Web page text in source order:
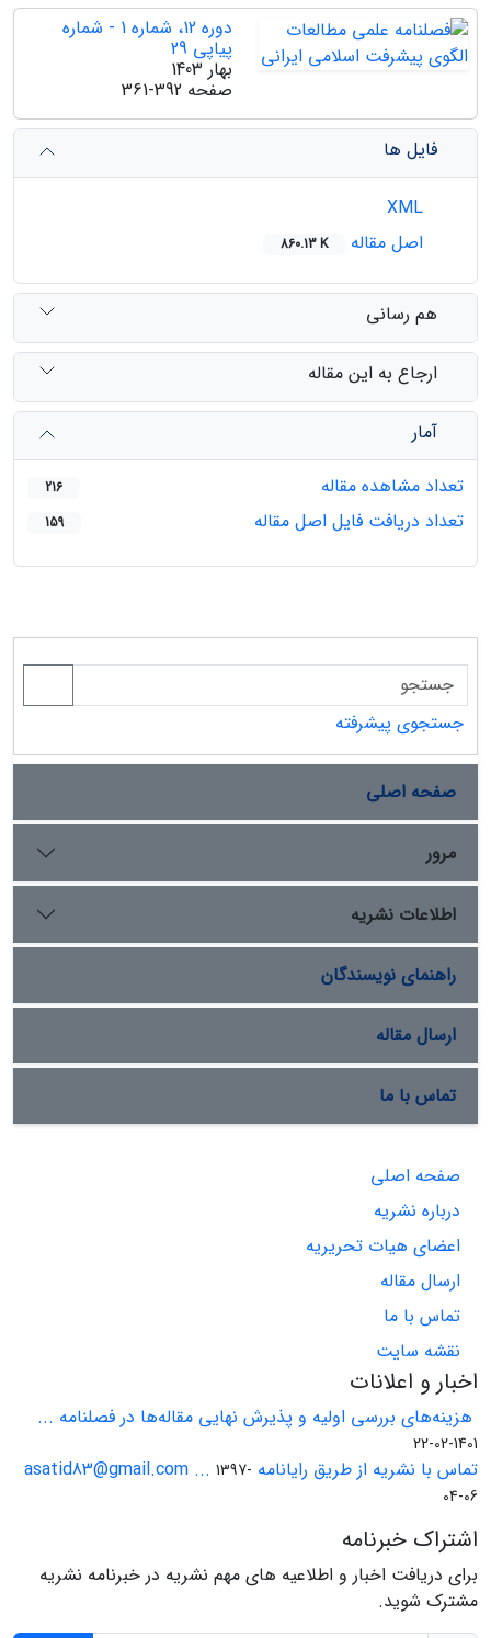
دوره 12، شماره 1 - شماره
پیاپی 29
بهار 1403
صفحه 361-392
فایل ها
اصل مقاله
860.13 K
هم رسانی
ارجاع به این مقاله
آمار
تعداد مشاهده مقاله
216
تعداد دریافت فایل اصل مقاله 159
جستجوی پیشرفته
صفحه اصلی
مرور
اطلاعات نشریه
راهنمای نویسندگان
ارسال مقاله
تماس با ما
صفحه اصلی
درباره نشریه
اعضای هیات تحریریه
ارسال مقاله
تماس با ما
نقشه سایت
اخبار و اعلانات
هزینه‌های بررسی اولیه و پذیرش نهایی مقاله‌ها در فصلنامه ...
1401-02-22
تماس با نشریه از طریق رایانامه asatid83@gmail.com ... 1397-
04-06
اشتراک خبرنامه
برای دریافت اخبار و اطلاعیه های مهم نشریه در خبرنامه نشریه
مشترک شوید.